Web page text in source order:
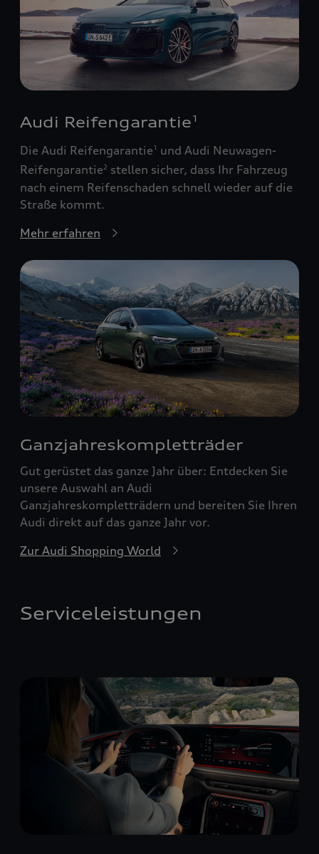
Audi Reifengarantie 1
Die Audi Reifengarantie1
und Audi Neuwagen-
Reifengarantie2 stellen sicher, dass Ihr Fahrzeug
nach einem Reifenschaden schnell wieder auf die
Straße kommt.
Mehr erfahren
Ganzjahreskompletträder
Gut gerüstet das ganze Jahr über: Entdecken Sie
unsere Auswahl an Audi
Ganzjahreskompletträdern und bereiten Sie Ihren
Audi direkt auf das ganze Jahr vor.
Zur Audi Shopping World
Serviceleistungen